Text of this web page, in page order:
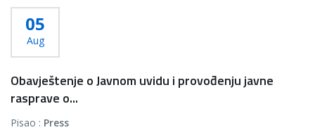
05
Aug
Obavještenje o Javnom uvidu i provođenju javne
rasprave o...
Pisao : Press